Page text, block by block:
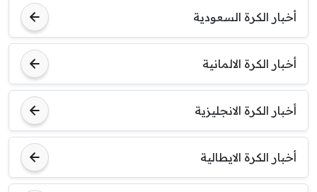
أخبار الكرة السعودية
أخبار الكرة الالمانية
أخبار الكرة الانجليزية
أخبار الكرة الايطالية